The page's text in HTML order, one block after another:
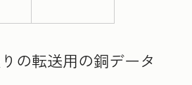
の転送用の銅データ